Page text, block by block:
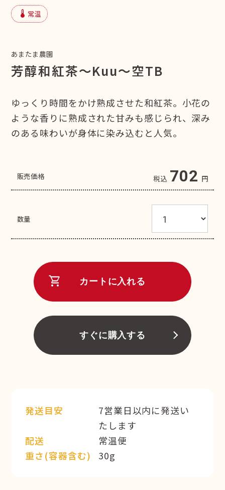
device_thermostat 常温
あまたま農園
芳醇和紅茶～Kuu～空TB
ゆっくり時間をかけ熟成させた和紅茶。小花の
ような香りに熟成された甘みも感じられ、深み
のある味わいが身体に染み込むと人気。
販売価格 税込 702 円
数量
shopping_cart カートに入れる
すぐに購入する
発送目安
7営業日以内に発送い
たします
配送
常温便
重さ(容器含む)
30g